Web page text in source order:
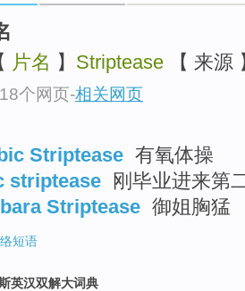
片名 】 Striptease 【 来源
个网页-相关网页
Striptease 有氧体操
striptease 刚毕业进来第
Striptease 御姐胸猛
短语
英汉双解大词典